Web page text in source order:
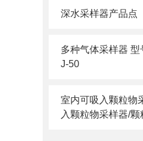
深水采样器产品点
多种气体采样器
J-50
室内可吸入颗粒物
入颗粒物采样器/颗